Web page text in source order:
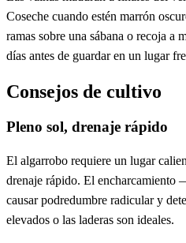
Coseche cuando estén marrón
ramas sobre una sábana o recoja a
días antes de guardar en un lugar
Consejos de cultivo
Pleno sol, drenaje rápido
El algarrobo requiere un lugar
drenaje rápido. El
causar podredumbre radicular y
elevados o las laderas son ideales.